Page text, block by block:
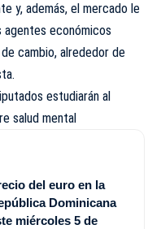
y, además, el mercado le
agentes económicos
cambio, alrededor de
estudiarán al
salud mental
del euro en la
Dominicana
miércoles 5 de